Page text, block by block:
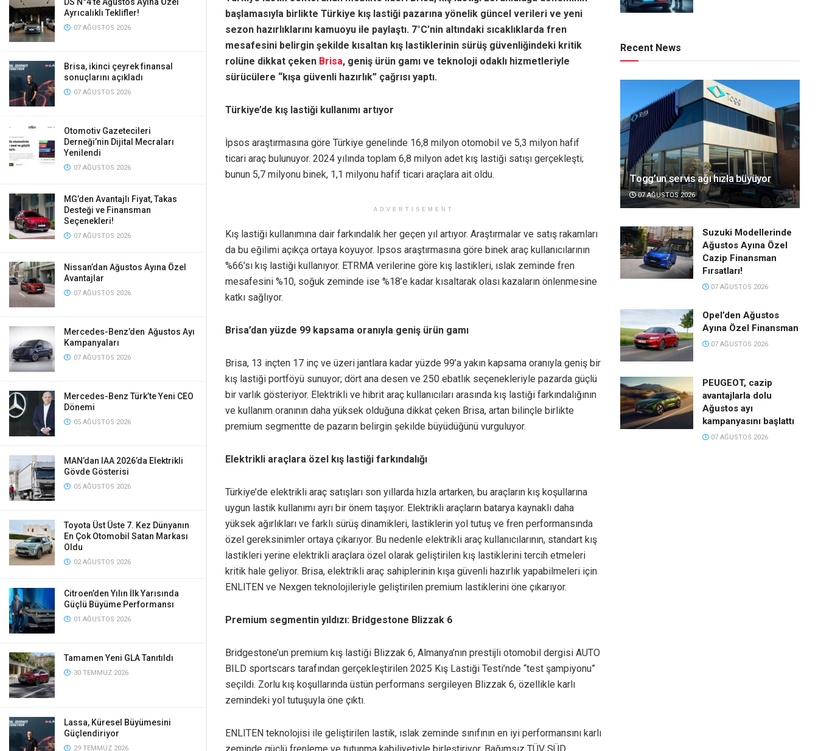
Ayrıcalıklı Teklifler!
07 AĞUSTOS 2026
Brisa, ikinci çeyrek finansal
sonuçlarını açıkladı
07 AĞUSTOS 2026
Otomotiv Gazetecileri
Derneği’nin Dijital Mecraları
Yenilendi
07 AĞUSTOS 2026
MG’den Avantajlı Fiyat, Takas
Desteği ve Finansman
Seçenekleri!
07 AĞUSTOS 2026
Nissan’dan Ağustos Ayına Özel
Avantajlar
07 AĞUSTOS 2026
Mercedes-Benz’den Ağustos Ayı
Kampanyaları
07 AĞUSTOS 2026
Mercedes-Benz Türk’te Yeni CEO
Dönemi
05 AĞUSTOS 2026
MAN’dan IAA 2026’da Elektrikli
Gövde Gösterisi
05 AĞUSTOS 2026
Toyota Üst Üste 7. Kez Dünyanın
En Çok Otomobil Satan Markası
Oldu
02 AĞUSTOS 2026
Citroen’den Yılın İlk Yarısında
Güçlü Büyüme Performansı
01 AĞUSTOS 2026
Tamamen Yeni GLA Tanıtıldı
30 TEMMUZ 2026
Lassa, Küresel Büyümesini
Güçlendiriyor
29 TEMMUZ 2026
başlamasıyla birlikte Türkiye kış lastiği pazarına yönelik güncel verileri ve yeni
sezon hazırlıklarını kamuoyu ile paylaştı. 7°C’nin altındaki sıcaklıklarda fren
mesafesini belirgin şekilde kısaltan kış lastiklerinin sürüş güvenliğindeki kritik
rolüne dikkat çeken Brisa, geniş ürün gamı ve teknoloji odaklı hizmetleriyle
sürücülere “kışa güvenli hazırlık” çağrısı yaptı.
Türkiye’de kış lastiği kullanımı artıyor
İpsos araştırmasına göre Türkiye genelinde 16,8 milyon otomobil ve 5,3 milyon hafif
ticari araç bulunuyor. 2024 yılında toplam 6,8 milyon adet kış lastiği satışı gerçekleşti;
bunun 5,7 milyonu binek, 1,1 milyonu hafif ticari araçlara ait oldu.
ADVERTISEMENT
Kış lastiği kullanımına dair farkındalık her geçen yıl artıyor. Araştırmalar ve satış rakamları
da bu eğilimi açıkça ortaya koyuyor. Ipsos araştırmasına göre binek araç kullanıcılarının
%66’sı kış lastiği kullanıyor. ETRMA verilerine göre kış lastikleri, ıslak zeminde fren
mesafesini %10, soğuk zeminde ise %18’e kadar kısaltarak olası kazaların önlenmesine
katkı sağlıyor.
Brisa’dan yüzde 99 kapsama oranıyla geniş ürün gamı
Brisa, 13 inçten 17 inç ve üzeri jantlara kadar yüzde 99’a yakın kapsama oranıyla geniş bir
kış lastiği portföyü sunuyor; dört ana desen ve 250 ebatlık seçenekleriyle pazarda güçlü
bir varlık gösteriyor. Elektrikli ve hibrit araç kullanıcıları arasında kış lastiği farkındalığının
ve kullanım oranının daha yüksek olduğuna dikkat çeken Brisa, artan bilinçle birlikte
premium segmentte de pazarın belirgin şekilde büyüdüğünü vurguluyor.
Elektrikli araçlara özel kış lastiği farkındalığı
Türkiye’de elektrikli araç satışları son yıllarda hızla artarken, bu araçların kış koşullarına
uygun lastik kullanımı ayrı bir önem taşıyor. Elektrikli araçların batarya kaynaklı daha
yüksek ağırlıkları ve farklı sürüş dinamikleri, lastiklerin yol tutuş ve fren performansında
özel gereksinimler ortaya çıkarıyor. Bu nedenle elektrikli araç kullanıcılarının, standart kış
lastikleri yerine elektrikli araçlara özel olarak geliştirilen kış lastiklerini tercih etmeleri
kritik hale geliyor. Brisa, elektrikli araç sahiplerinin kışa güvenli hazırlık yapabilmeleri için
ENLITEN ve Nexgen teknolojileriyle geliştirilen premium lastiklerini öne çıkarıyor.
Premium segmentin yıldızı: Bridgestone Blizzak 6
Bridgestone’un premium kış lastiği Blizzak 6, Almanya’nın prestijli otomobil dergisi AUTO
BILD sportscars tarafından gerçekleştirilen 2025 Kış Lastiği Testi’nde “test şampiyonu”
seçildi. Zorlu kış koşullarında üstün performans sergileyen Blizzak 6, özellikle karlı
zemindeki yol tutuşuyla öne çıktı.
ENLITEN teknolojisi ile geliştirilen lastik, ıslak zeminde sınıfının en iyi performansını karlı
zeminde güçlü frenleme ve tutunma kabiliyetiyle birleştiriyor. Bağımsız TÜV SÜD
Recent News
Togg’un servis ağı hızla büyüyor
07 AĞUSTOS 2026
Suzuki Modellerinde
Ağustos Ayına Özel
Cazip Finansman
Fırsatları!
07 AĞUSTOS 2026
Opel’den Ağustos
Ayına Özel Finansman
07 AĞUSTOS 2026
PEUGEOT, cazip
avantajlarla dolu
Ağustos ayı
kampanyasını başlattı
07 AĞUSTOS 2026